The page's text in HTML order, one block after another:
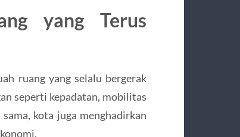
yang Terus
ruang yang selalu bergerak
seperti kepadatan, mobilitas
kota juga menghadirkan